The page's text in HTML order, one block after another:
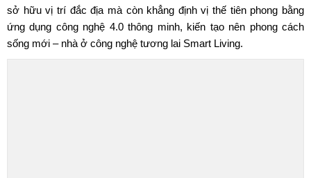
sở hữu vị trí đắc địa mà còn khẳng định vị thế tiên phong bằng
ứng dụng công nghệ 4.0 thông minh, kiến tạo nên phong cách
sống mới – nhà ở công nghệ tương lai Smart Living.